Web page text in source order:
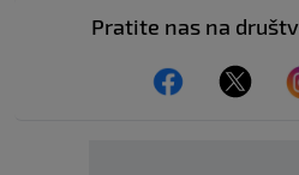
Pratite nas na